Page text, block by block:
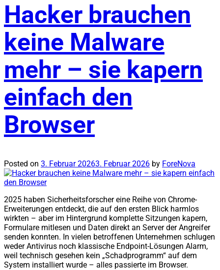
Hacker brauchen
keine Malware
mehr – sie kapern
einfach den
Browser
Posted on 3. Februar 20263. Februar 2026 by ForeNova
2025 haben Sicherheitsforscher eine Reihe von Chrome-
Erweiterungen entdeckt, die auf den ersten Blick harmlos
wirkten – aber im Hintergrund komplette Sitzungen kapern,
Formulare mitlesen und Daten direkt an Server der Angreifer
senden konnten. In vielen betroffenen Unternehmen schlugen
weder Antivirus noch klassische Endpoint-Lösungen Alarm,
weil technisch gesehen kein „Schadprogramm“ auf dem
System installiert wurde – alles passierte im Browser.